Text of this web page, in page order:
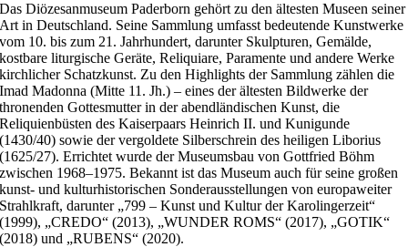
Das Diözesanmuseum Paderborn gehört zu den ältesten Museen seiner
Art in Deutschland. Seine Sammlung umfasst bedeutende Kunstwerke
vom 10. bis zum 21. Jahrhundert, darunter Skulpturen, Gemälde,
kostbare liturgische Geräte, Reliquiare, Paramente und andere Werke
kirchlicher Schatzkunst. Zu den Highlights der Sammlung zählen die
Imad Madonna (Mitte 11. Jh.) – eines der ältesten Bildwerke der
thronenden Gottesmutter in der abendländischen Kunst, die
Reliquienbüsten des Kaiserpaars Heinrich II. und Kunigunde
(1430/40) sowie der vergoldete Silberschrein des heiligen Liborius
(1625/27). Errichtet wurde der Museumsbau von Gottfried Böhm
zwischen 1968–1975. Bekannt ist das Museum auch für seine großen
kunst- und kulturhistorischen Sonderausstellungen von europaweiter
Strahlkraft, darunter „799 – Kunst und Kultur der Karolingerzeit“
(1999), „CREDO“ (2013), „WUNDER ROMS“ (2017), „GOTIK“
(2018) und „RUBENS“ (2020).